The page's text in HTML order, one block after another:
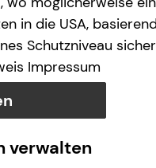
in die USA,
Schutzniveau
Impressum
verwalten